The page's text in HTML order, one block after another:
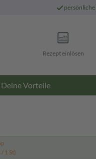
persönliche
Rezept einlösen
Deine Vorteile
1 St)